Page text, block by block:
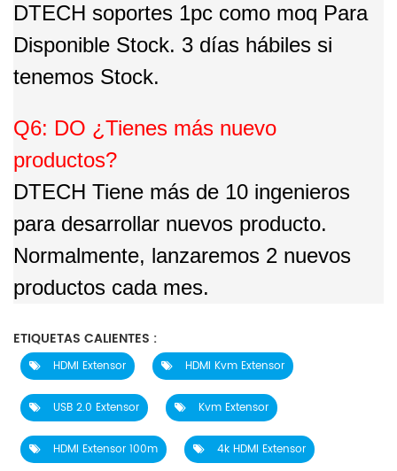
DTECH soportes 1pc como moq Para
Disponible Stock. 3 días hábiles si
tenemos Stock.
Q6: DO ¿Tienes más nuevo
productos?
DTECH Tiene más de 10 ingenieros
para desarrollar nuevos producto.
Normalmente, lanzaremos 2 nuevos
productos cada mes.
ETIQUETAS CALIENTES :
HDMI Extensor HDMI Kvm Extensor
USB 2.0 Extensor Kvm Extensor
HDMI Extensor 100m 4k HDMI Extensor